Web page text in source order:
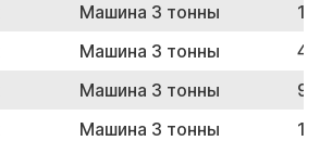
Машина 3 тонны
Машина 3 тонны
Машина 3 тонны
Машина 3 тонны